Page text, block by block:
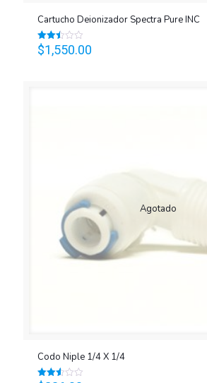
Cartucho Deionizador Spectra Pure INC
Valorado
en
$1,550.00
Agotado
Codo Niple 1/4 X 1/4